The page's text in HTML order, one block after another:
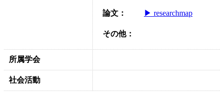
▶ researchmap
論文：
その他：
所属学会
社会活動